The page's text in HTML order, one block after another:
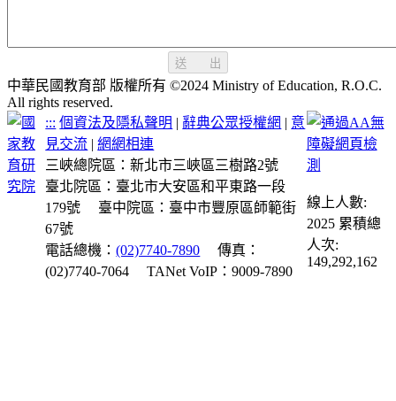
送 出
中華民國教育部 版權所有 ©2024 Ministry of Education, R.O.C.
All rights reserved.
::: 個資法及隱私聲明 | 辭典公眾授權網 | 意
見交流 |網網相連
三峽總院區：新北市三峽區三樹路2號
臺北院區：臺北市大安區和平東路一段
179號
臺中院區：臺中市豐原區師範街
67號
電話總機：(02)7740-7890
傳真：
(02)7740-7064
TANet VoIP：9009-7890
線上人數:
2025 累積總
人次:
149,292,162